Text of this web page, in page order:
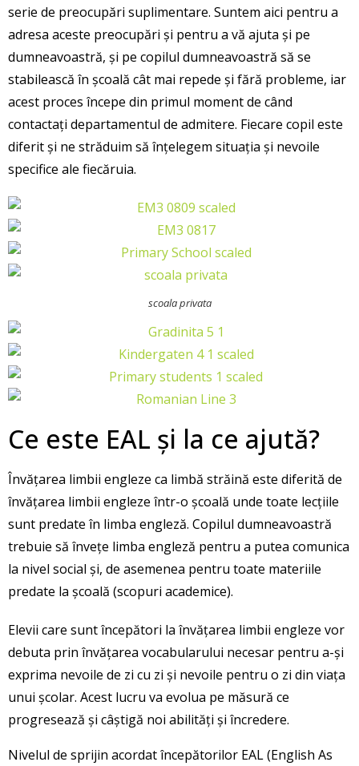
serie de preocupări suplimentare. Suntem aici pentru a
adresa aceste preocupări și pentru a vă ajuta și pe
dumneavoastră, și pe copilul dumneavoastră să se
stabilească în școală cât mai repede și fără probleme, iar
acest proces începe din primul moment de când
contactați departamentul de admitere. Fiecare copil este
diferit și ne străduim să înțelegem situația și nevoile
specifice ale fiecăruia.
scoala privata
Ce este EAL și la ce ajută?
Învățarea limbii engleze ca limbă străină este diferită de
învățarea limbii engleze într-o școală unde toate lecțiile
sunt predate în limba engleză. Copilul dumneavoastră
trebuie să învețe limba engleză pentru a putea comunica
la nivel social și, de asemenea pentru toate materiile
predate la școală (scopuri academice).
Elevii care sunt începători la învățarea limbii engleze vor
debuta prin învățarea vocabularului necesar pentru a-și
exprima nevoile de zi cu zi și nevoile pentru o zi din viața
unui școlar. Acest lucru va evolua pe măsură ce
progresează și câștigă noi abilități și încredere.
Nivelul de sprijin acordat începătorilor EAL (English As